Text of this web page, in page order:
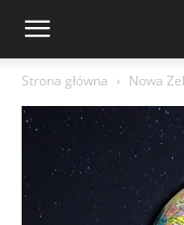
Strona główna Nowa